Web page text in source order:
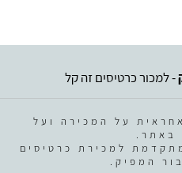
- למכור כרטיסים זה קל
על המכירה ועל
באתר.
למכירת כרטיסים
המפיק.